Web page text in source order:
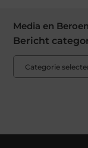
Media en
Bericht